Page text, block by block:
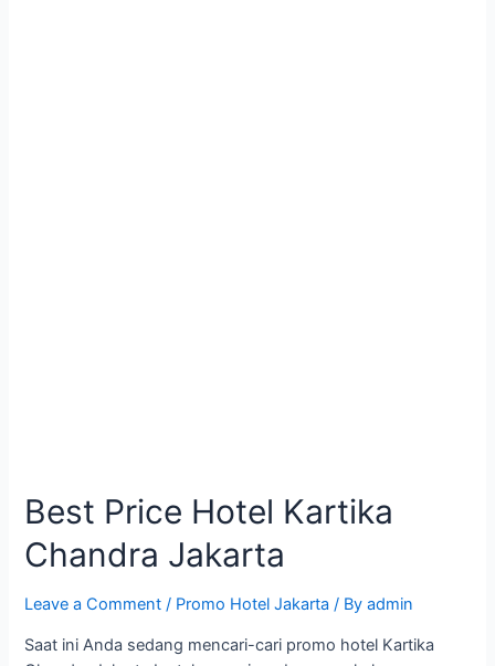
Best Price Hotel Kartika
Chandra Jakarta
Leave a Comment / Promo Hotel Jakarta / Byadmin
Saat ini Anda sedang mencari-cari promo hotel Kartika